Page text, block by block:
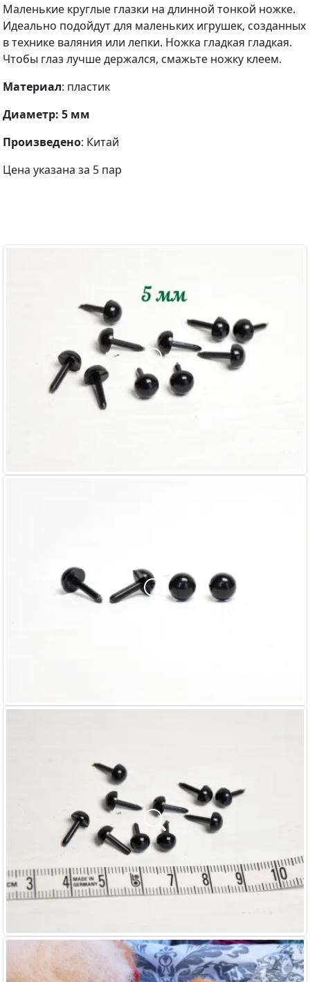
Маленькие круглые глазки на длинной тонкой ножке.
Идеально подойдут для маленьких игрушек, созданных
в технике валяния или лепки. Ножка гладкая гладкая.
Чтобы глаз лучше держался, смажьте ножку клеем.
Материал: пластик
Диаметр: 5 мм
Произведено: Китай
Цена указана за 5 пар